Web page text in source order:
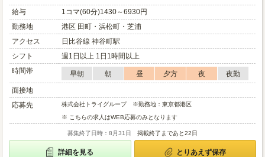
給与
1コマ(60分)1430～6930円
勤務地
港区 田町・浜松町・芝浦
アクセス
日比谷線 神谷町駅
シフト
週1日以上 1日1時間以上
時間帯
早朝 朝 昼 夕方 夜
夜勤
面接地
応募先
株式会社トライグループ ※勤務地：東京都港区
※ こちらの求人はWEB応募のみとなります
募集終了日時：8月31日 掲載終了まであと22日
詳細を見る とりあえず保存